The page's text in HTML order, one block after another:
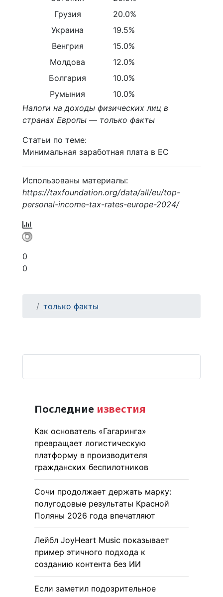
Грузия
20.0%
Украина
19.5%
Венгрия
15.0%
Молдова
12.0%
Болгария
10.0%
Румыния
10.0%
Налоги на доходы физических лиц в
странах Европы — только факты
Статьи по теме:
Минимальная заработная плата в ЕС
Использованы материалы:
https://taxfoundation.org/data/all/eu/top-
personal-income-tax-rates-europe-2024/
0
0
только факты
Последние известия
Как основатель «Гагаринга»
превращает логистическую
платформу в производителя
гражданских беспилотников
Сочи продолжает держать марку:
полугодовые результаты Красной
Поляны 2026 года впечатляют
Лейбл JoyHeart Music показывает
пример этичного подхода к
созданию контента без ИИ
Если заметил подозрительное